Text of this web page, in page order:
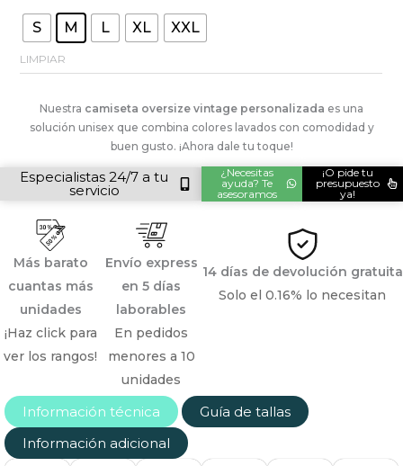
S M L XL XXL
LIMPIAR
Alternative:
Nuestra camiseta oversize vintage personalizada es una
solución unisex que combina colores lavados con comodidad y
buen gusto. ¡Ahora dale tu toque!
¡O pide tu
presupuesto
ya!
Especialistas 24/7 a tu
servicio
¿Necesitas
ayuda? Te
asesoramos
Más barato
cuantas más
unidades
¡Haz click para
ver los rangos!
Envío express
en 5 días
laborables
En pedidos
menores a 10
unidades
14 días de devolución gratuita
Solo el 0.16% lo necesitan
Información técnica
Guía de tallas
Información adicional